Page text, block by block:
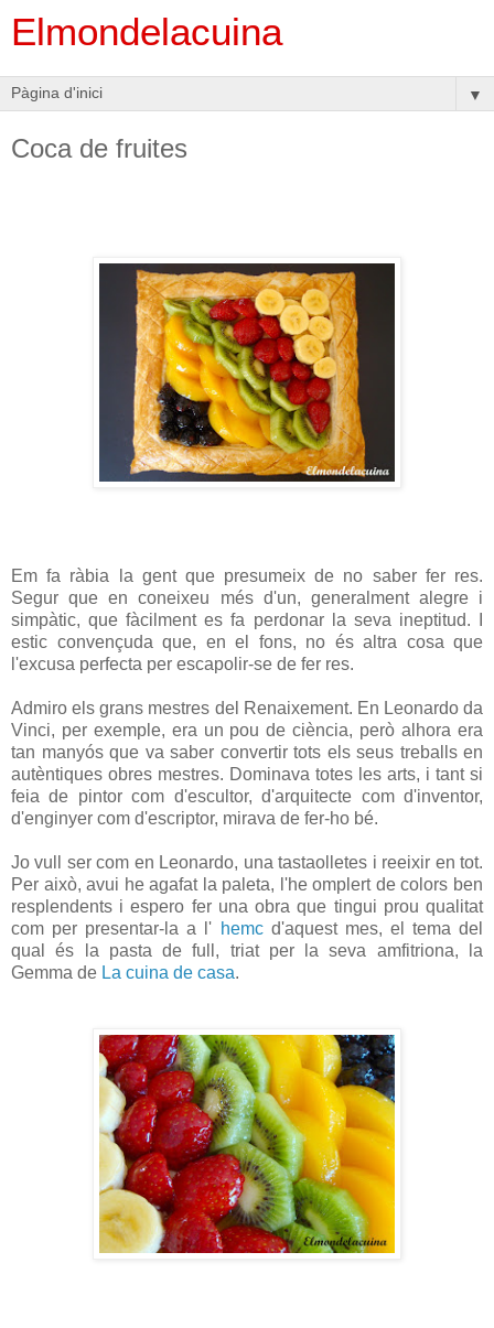
Elmondelacuina
▼
Coca de fruites
Em fa ràbia la gent que presumeix de no saber fer res.
Segur que en coneixeu més d'un, generalment alegre i
simpàtic, que fàcilment es fa perdonar la seva ineptitud. I
estic convençuda que, en el fons, no és altra cosa que
l'excusa perfecta per escapolir-se de fer res.
Admiro els grans mestres del Renaixement. En Leonardo da
Vinci, per exemple, era un pou de ciència, però alhora era
tan manyós que va saber convertir tots els seus treballs en
autèntiques obres mestres. Dominava totes les arts, i tant si
feia de pintor com d'escultor, d'arquitecte com d'inventor,
d'enginyer com d'escriptor, mirava de fer-ho bé.
Jo vull ser com en Leonardo, una tastaolletes i reeixir en tot.
Per això, avui he agafat la paleta, l'he omplert de colors ben
resplendents i espero fer una obra que tingui prou qualitat
com per presentar-la a l' hemcd'aquest mes, el tema del
qual és la pasta de full, triat per la seva amfitriona, la
Gemma de La cuina de casa.